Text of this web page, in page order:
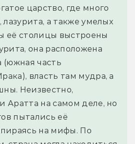
царство, где много
лазурита, а также умелых
её столицы выстроены
она расположена
(южная часть
власть там мудра, а
Неизвестно,
Аратта на самом деле, но
пытались её
на мифы. По